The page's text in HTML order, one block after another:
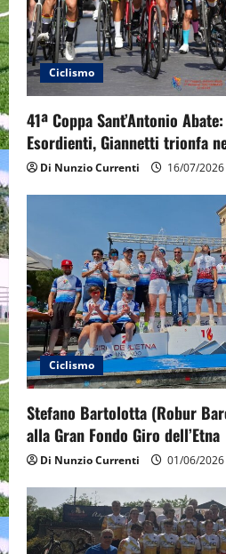
t
i
o
n
Ciclismo
41ª Coppa Sant’Antonio
Esordienti, Giannetti trionfa
Di Nunzio Currenti 16/07/2026
Ciclismo
Stefano Bartolotta (Robur
alla Gran Fondo Giro dell’Etna
Di Nunzio Currenti 01/06/2026